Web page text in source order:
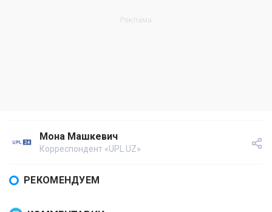
Мона Машкевич
Корреспондент «UPL.UZ»
РЕКОМЕНДУЕМ